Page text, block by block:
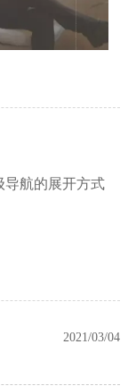
导航的展开方式
2021/03/04